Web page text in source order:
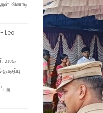
வினாடி
Leo
உலக